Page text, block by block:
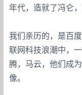
年代，造就了冯仑
我们亲历的，是百
联网科技浪潮中，
腾，马云，他们成
像。